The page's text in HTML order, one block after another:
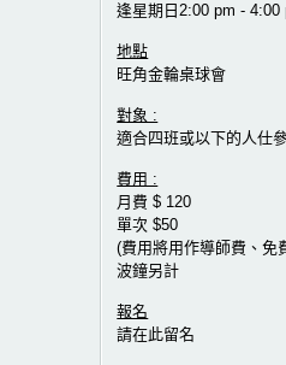
逢星期日2:00 pm - 4:00
地點
旺角金輪桌球會
對象 :
適合四班或以下的人仕
費用 :
月費 $ 120
單次 $50
(費用將用作導師費、免
波鐘另計
報名
請在此留名